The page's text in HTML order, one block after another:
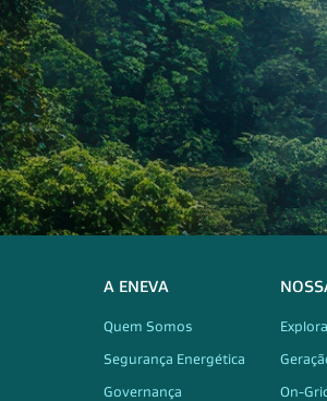
A ENEVA
Quem Somos
Segurança Energética
Governança
On-